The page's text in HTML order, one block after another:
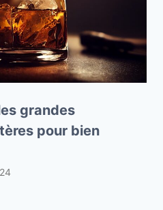
grandes
pour bien